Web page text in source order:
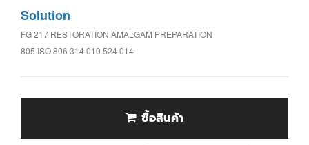
Solution
FG 217 RESTORATION AMALGAM PREPARATION
805 ISO 806 314 010 524 014
ซื้อสินค้า